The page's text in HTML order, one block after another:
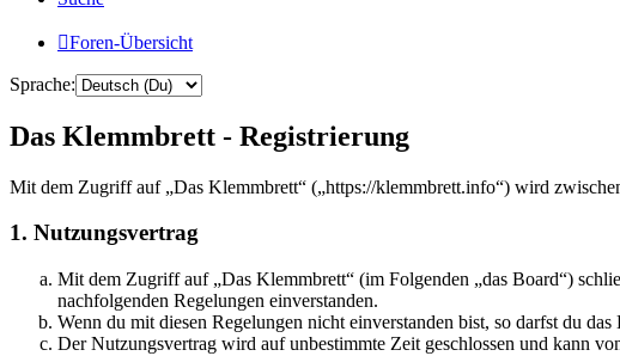
Foren-Übersicht
Sprache:
Das Klemmbrett - Registrierung
Mit dem Zugriff auf „Das Klemmbrett“ („https://klemmbrett.info“) wird
1. Nutzungsvertrag
Mit dem Zugriff auf „Das Klemmbrett“ (im Folgenden „das Board“)
nachfolgenden Regelungen einverstanden.
Wenn du mit diesen Regelungen nicht einverstanden bist, so darfst du
Der Nutzungsvertrag wird auf unbestimmte Zeit geschlossen und kann